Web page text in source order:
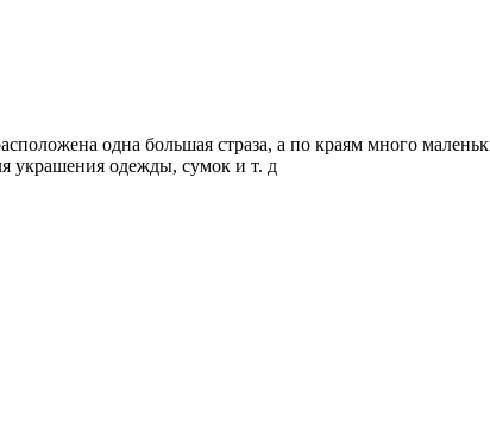
одна большая страза, а по краям много
украшения одежды, сумок и т. д